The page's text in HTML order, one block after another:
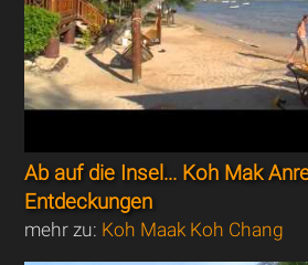
Ab auf die Insel... Koh Mak
Entdeckungen
mehr zu: Koh Maak Koh Chang